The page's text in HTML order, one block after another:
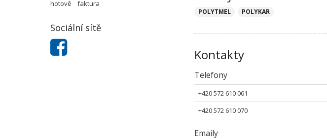
POLYTMEL POLYKAR
Kontakty
Telefony
+420 572 610 061
+420 572 610 070
Emaily
hotově faktura
Sociální sítě